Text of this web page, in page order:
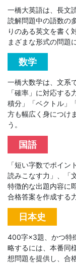
生
向
け
の
講
座
を
ご
紹
介
し
一橋大英語は、長文
読解問題中の語数の
りのある英文を書く
まざまな形式の問題
数学
一橋大数学は、文系
「確率」に対応す
積分」「ベクトル」
方も幅広く身につけ
う。
国語
「短い字数でポイ
読みこなす力」、「
特徴的な出題内容に
合格答案を作成する
日本史
400字×3題、かつ特
略するには、本番同
想問題を提供し、合